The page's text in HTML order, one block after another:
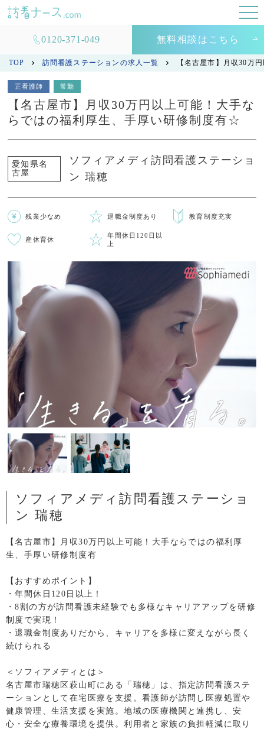
0120-371-049 無料相談はこちら
TOP 訪問看護ステーションの求人一覧 【名古屋市】月収30万
正看護師 常勤
【名古屋市】月収30万円以上可能！大手な
らではの福利厚生、手厚い研修制度有☆
愛知県名
古屋
ソフィアメディ訪問看護ステーショ
ン 瑞穂
残業少なめ 退職金制度あり 教育制度充実
産休育休
年間休日120日以
上
ソフィアメディ訪問看護ステーショ
ン 瑞穂
【名古屋市】月収30万円以上可能！大手ならではの福利厚
生、手厚い研修制度有
【おすすめポイント】
・年間休日120日以上！
・8割の方が訪問看護未経験でも多様なキャリアアップを研修
制度で実現！
・退職金制度ありだから、キャリアを多様に変えながら長く
続けられる
＜ソフィアメディとは＞
名古屋市瑞穂区萩山町にある「瑞穂」は、指定訪問看護ステ
ーションとして在宅医療を支援。看護師が訪問し医療処置や
健康管理、生活支援を実施。地域の医療機関と連携し、安
心・安全な療養環境を提供。利用者と家族の負担軽減に取り